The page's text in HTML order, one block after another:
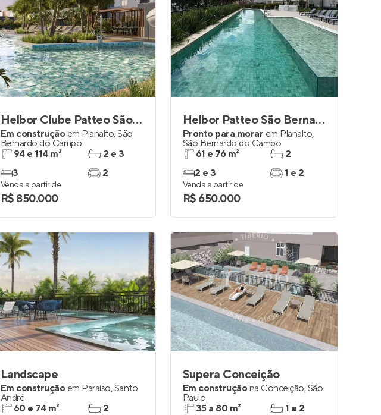
Helbor Clube Patteo São Bernardo
Em construção em Planalto,São
Bernardo do Campo
94 e 114 m²
3
2 e 3
2
Venda a partir de
R$ 850.000
Helbor Patteo São Bernardo
Pronto para morar em Planalto,
São Bernardo do Campo
61 e 76 m²
2 e 3
2
1 e 2
Venda a partir de
R$ 650.000
Landscape
Em construção em Paraíso,Santo
André
60 e 74 m²
2
Supera Conceição
Em construçãona Conceição,São
Paulo
35 a 80 m²
1 e 2